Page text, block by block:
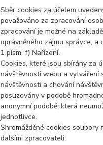
Sběr cookies za účelem
považováno za zpracování
zpracování je možné na
oprávněného zájmu správce, a
1 písm. f) Nařízení.
Cookies, které jsou sbírány za
návštěvnosti webu a vytváření
návštěvnosti a chování
posuzovány v podobě
anonymní podobě, která
jednotlivce.
Shromážděné cookies soubory
dalšími zpracovateli: